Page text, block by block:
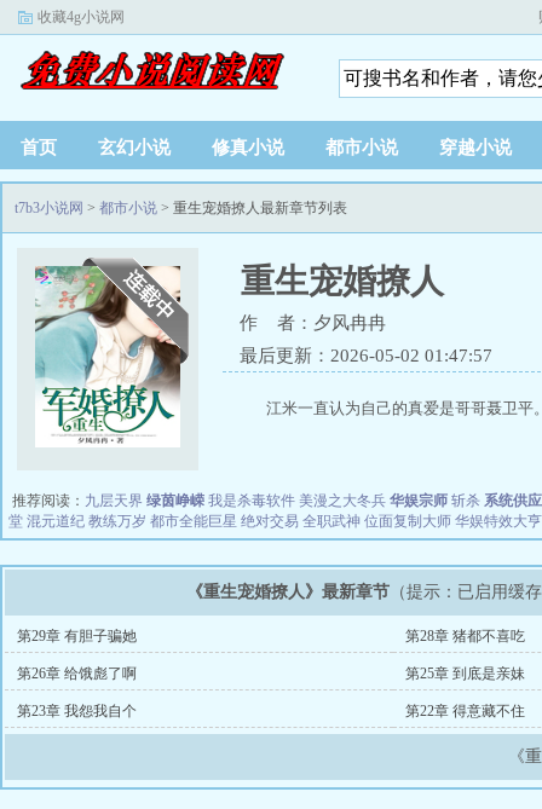
收藏4g小说网
首页 玄幻小说 修真小说 都市小说 穿越小说
t7b3小说网 > 都市小说 > 重生宠婚撩人最新章节列表
重生宠婚撩人
作 者：夕风冉冉
最后更新：2026-05-02 01:47:57
江米一直认为自己的真爱是哥哥聂卫
推荐阅读： 九层天界 绿茵峥嵘 我是杀毒软件 美漫之大冬兵 华娱宗师 斩杀 系统供
堂 混元道纪 教练万岁 都市全能巨星 绝对交易 全职武神 位面复制大师 华娱特效大亨
《重生宠婚撩人》最新章节 （提示：已启用缓
第29章 有胆子骗她 第28章 猪都不喜吃
第26章 给饿彪了啊 第25章 到底是亲妹
第23章 我怨我自个 第22章 得意藏不住
《